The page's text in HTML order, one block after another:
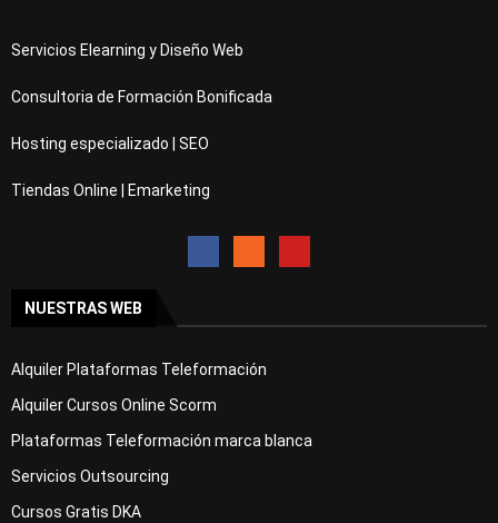
Servicios Elearning y Diseño Web
Consultoria de Formación Bonificada
Hosting especializado | SEO
Tiendas Online | Emarketing
NUESTRAS WEB
Alquiler Plataformas Teleformación
Alquiler Cursos Online Scorm
Plataformas Teleformación marca blanca
Servicios Outsourcing
Cursos Gratis DKA